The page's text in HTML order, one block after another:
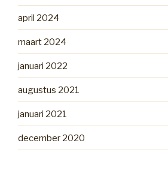
april 2024
maart 2024
januari 2022
augustus 2021
januari 2021
december 2020